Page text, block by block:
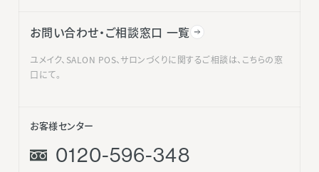
お問い合わせ・ご相談窓口 一覧
ユメイク、SALON POS、サロンづくりに関するご相談は、こちらの窓
口にて。
お客様センター
0120-596-348